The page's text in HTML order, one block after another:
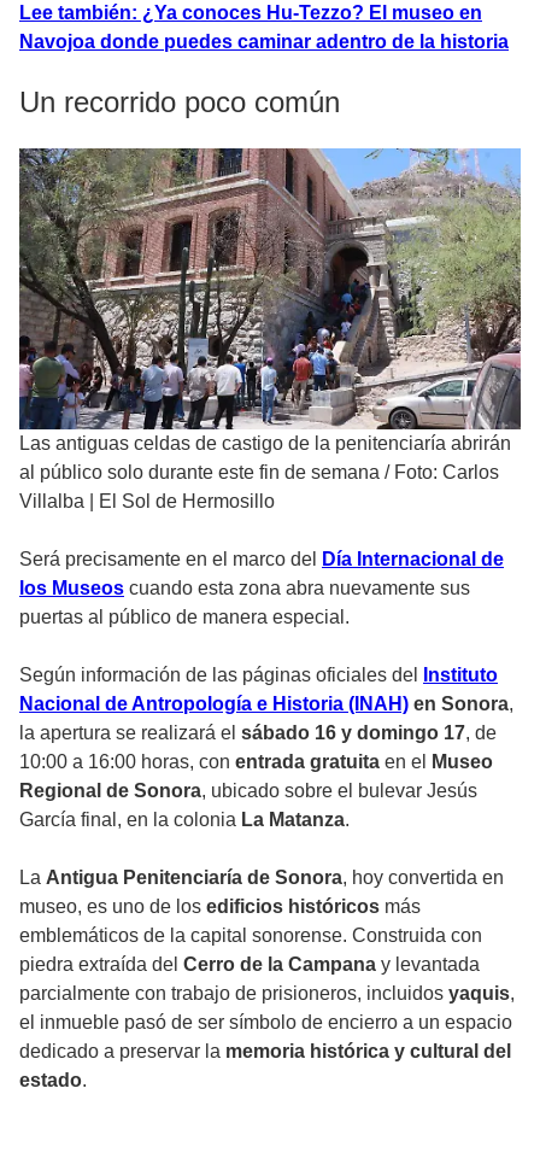
Lee también: ¿Ya conoces Hu-Tezzo? El museo en
Navojoa donde puedes caminar adentro de la historia
Un recorrido poco común
Las antiguas celdas de castigo de la penitenciaría abrirán
al público solo durante este fin de semana / Foto: Carlos
Villalba | El Sol de Hermosillo
Será precisamente en el marco del
Día Internacional de
los Museos cuando esta zona abra nuevamente sus
puertas al público de manera especial.
Según información de las páginas oficiales del
Instituto
Nacional de Antropología e Historia (INAH) en Sonora,
la apertura se realizará el sábado 16 y domingo 17, de
10:00 a 16:00 horas, con entrada gratuita en el
Museo
Regional de Sonora, ubicado sobre el bulevar Jesús
García final, en la colonia La Matanza.
La Antigua Penitenciaría de Sonora, hoy convertida en
museo, es uno de los edificios históricos más
emblemáticos de la capital sonorense. Construida con
piedra extraída del Cerro de la Campana y levantada
parcialmente con trabajo de prisioneros, incluidos yaquis,
el inmueble pasó de ser símbolo de encierro a un espacio
dedicado a preservar la memoria histórica y cultural del
estado.